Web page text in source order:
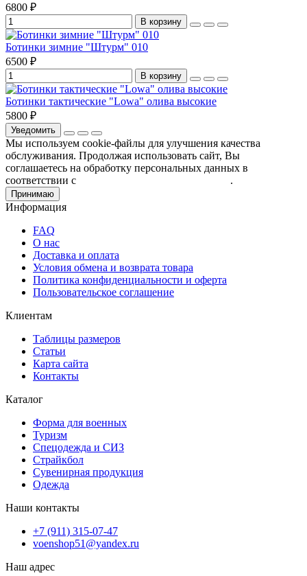
6800 ₽
В корзину
Ботинки зимние "Штурм" 010
6500 ₽
В корзину
Ботинки тактические "Lowa" олива высокие
5800 ₽
Уведомить
Мы используем cookie-файлы для улучшения качества
обслуживания. Продолжая использовать сайт, Вы
соглашаетесь на обработку персональных данных в
соответствии с
.
Принимаю
Информация
FAQ
О нас
Доставка и оплата
Условия обмена и возврата товара
Политика конфиденциальности и оферта
Пользовательское соглашение
Клиентам
Таблицы размеров
Статьи
Карта сайта
Контакты
Каталог
Форма для военных
Туризм
Спецодежда и СИЗ
Страйкбол
Сувенирная продукция
Одежда
Наши контакты
+7 (911) 315-07-47
voenshop51@yandex.ru
Наш адрес